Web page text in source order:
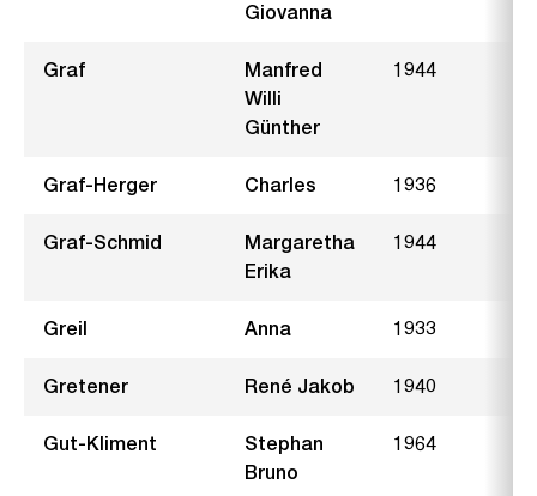
Giovanna
Graf
Manfred
Willi
Günther
1944
Graf-Herger Charles 1936
Graf-Schmid
Margaretha
Erika
1944
Greil Anna 1933
Gretener René Jakob 1940
Gut-Kliment
Stephan
Bruno
1964